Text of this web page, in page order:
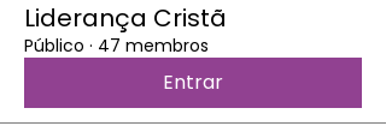
Liderança Cristã
Público · 47 membros
Entrar